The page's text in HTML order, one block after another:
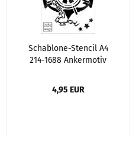
Schablone-Stencil A4
214-1688 Ankermotiv
4,95 EUR